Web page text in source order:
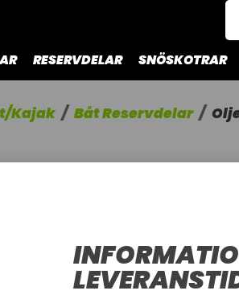
RESERVDELAR SNÖSKOTRAR
Kajak Båt Reservdelar